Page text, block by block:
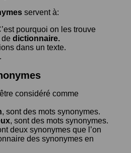
servent à:
pourquoi on les trouve
de dictionnaire.
dans un texte.
considéré comme
, sont des mots synonymes.
, sont des mots synonymes.
deux synonymes que l’on
des synonymes en